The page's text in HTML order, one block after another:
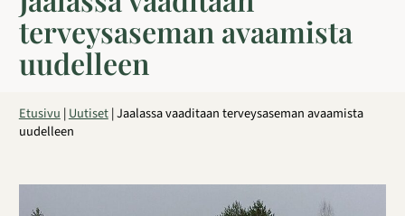
terveysaseman avaamista
uudelleen
Etusivu|Uutiset|Jaalassa vaaditaan terveysaseman avaamista
uudelleen